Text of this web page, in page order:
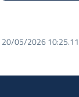
20/05/2026 10:25.11